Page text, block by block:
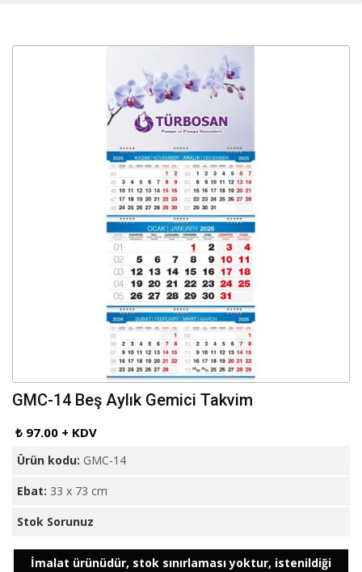
GMC-14 Beş Aylık Gemici Takvim
₺ 97.00 + KDV
Ürün kodu: GMC-14
Ebat: 33 x 73 cm
Stok Sorunuz
İmalat ürünüdür, stok sınırlaması yoktur, istenildiği